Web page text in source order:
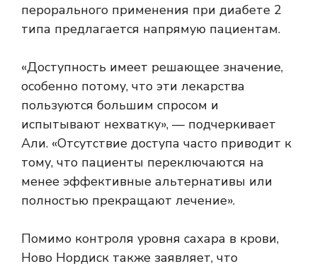
перорального применения при диабете 2
типа предлагается напрямую пациентам.
«Доступность имеет решающее значение,
особенно потому, что эти лекарства
пользуются большим спросом и
испытывают нехватку», — подчеркивает
Али. «Отсутствие доступа часто приводит к
тому, что пациенты переключаются на
менее эффективные альтернативы или
полностью прекращают лечение».
Помимо контроля уровня сахара в крови,
Ново Нордиск также заявляет, что